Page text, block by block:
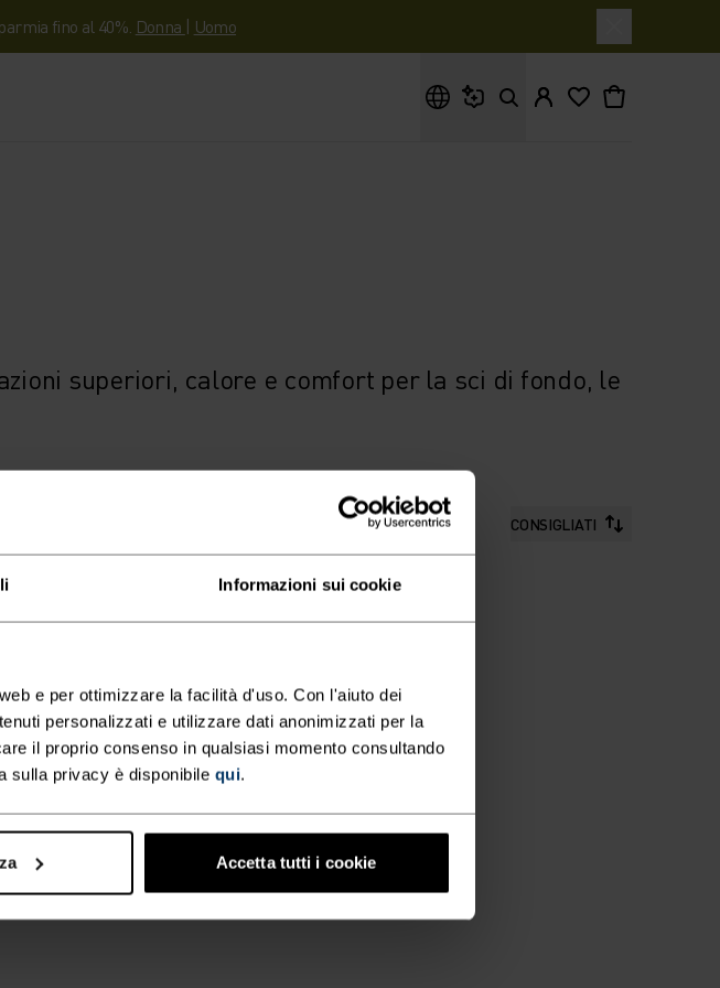
Informazioni sui cookie
e per ottimizzare la facilità d'uso. Con l'aiuto dei
personalizzati e utilizzare dati anonimizzati per la
il proprio consenso in qualsiasi momento consultando
sulla privacy è disponibile qui.
Accetta tutti i cookie
fino al 40%. Donna | Uomo
superiori, calore e comfort per la sci di fondo, le
CONSIGLIATI